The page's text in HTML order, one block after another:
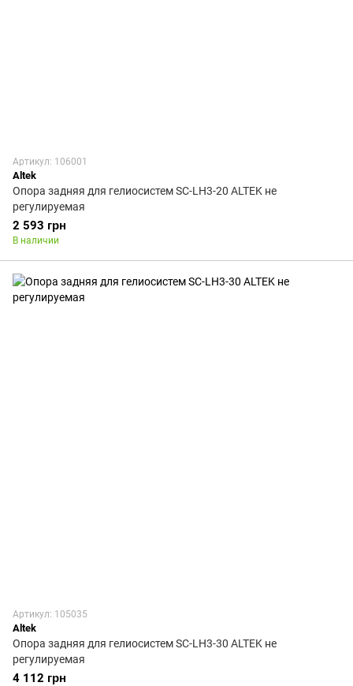
Артикул: 106001
Altek
Опора задняя для гелиосистем SC-LH3-20 ALTEK не
регулируемая
2 593 грн
В наличии
Артикул: 105035
Altek
Опора задняя для гелиосистем SC-LH3-30 ALTEK не
регулируемая
4 112 грн